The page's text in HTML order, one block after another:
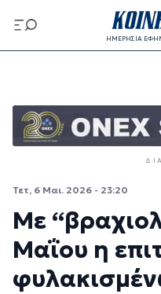
Παράκαμψη προς το
ΗΜΕΡΗΣΙΑ
Τετ, 6 Μαι. 2026 - 23:20
Με
Μαΐου η